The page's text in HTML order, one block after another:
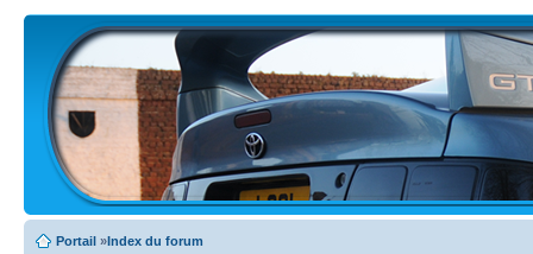
Portail »Index du forum